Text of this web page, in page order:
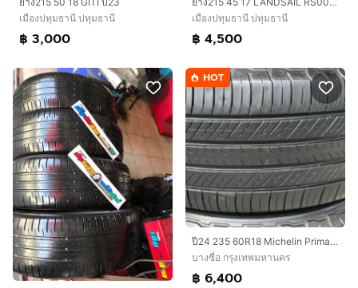
เมืองปทุมธานี ปทุมธานี
฿ 3,000
เมืองปทุมธานี ปทุมธานี
฿ 4,500
HOT
ปี24 235​ 60R18​ Michelin Primacy​ Plusดอกเต็ม​ ขนเชื่อมครบ​ ตุ่มมุมยางอยู่​ นุ่มเงียบสุดๆ​ ลงพื้นปลายปี​24 ชุด​4เส้น 6,400​
บางซื่อ กรุงเทพมหานคร
฿ 6,400